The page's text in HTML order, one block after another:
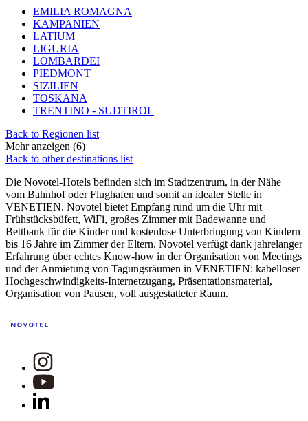
EMILIA ROMAGNA
KAMPANIEN
LATIUM
LIGURIA
LOMBARDEI
PIEDMONT
SIZILIEN
TOSKANA
TRENTINO - SUDTIROL
Back to Regionen list
Mehr anzeigen (6)
Back to other destinations list
Die Novotel-Hotels befinden sich im Stadtzentrum, in der Nähe
vom Bahnhof oder Flughafen und somit an idealer Stelle in
VENETIEN. Novotel bietet Empfang rund um die Uhr mit
Frühstücksbüfett, WiFi, großes Zimmer mit Badewanne und
Bettbank für die Kinder und kostenlose Unterbringung von Kindern
bis 16 Jahre im Zimmer der Eltern. Novotel verfügt dank jahrelanger
Erfahrung über echtes Know-how in der Organisation von Meetings
und der Anmietung von Tagungsräumen in VENETIEN: kabelloser
Hochgeschwindigkeits-Internetzugang, Präsentationsmaterial,
Organisation von Pausen, voll ausgestatteter Raum.